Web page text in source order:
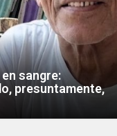
sangre:
presuntamente,